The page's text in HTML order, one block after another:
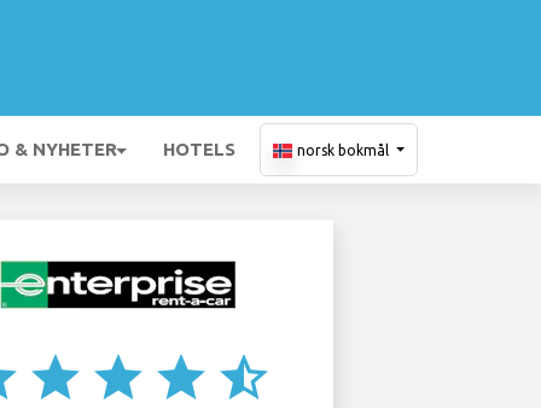
& NYHETER HOTELS norsk bokmål
star star star star_half